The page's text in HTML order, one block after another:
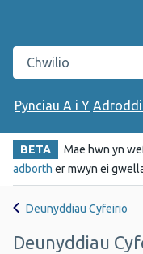
Chwilio gwefan
Pynciau A i Y
BETA
Mae hwn yn
adborth er mwyn ei
Deunyddiau Cyfeirio
Deunyddiau